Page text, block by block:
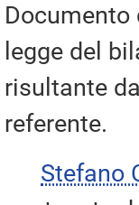
Documento
legge del
risultante
referente.
Stefano